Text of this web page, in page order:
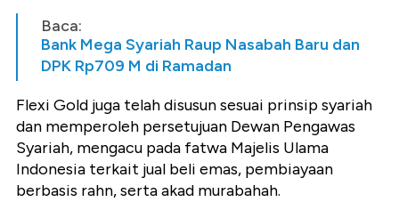
Baca:
Bank Mega Syariah Raup Nasabah Baru dan
DPK Rp709 M di Ramadan
Flexi Gold juga telah disusun sesuai prinsip syariah
dan memperoleh persetujuan Dewan Pengawas
Syariah, mengacu pada fatwa Majelis Ulama
Indonesia terkait jual beli emas, pembiayaan
berbasis rahn, serta akad murabahah.